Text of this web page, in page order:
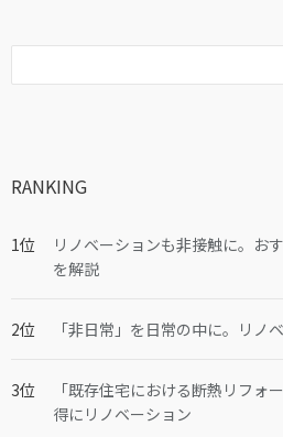
RANKING
リノベーションも非接触に。お
を解説
「非日常」を日常の中に。リノ
「既存住宅における断熱リフォ
得にリノベーション